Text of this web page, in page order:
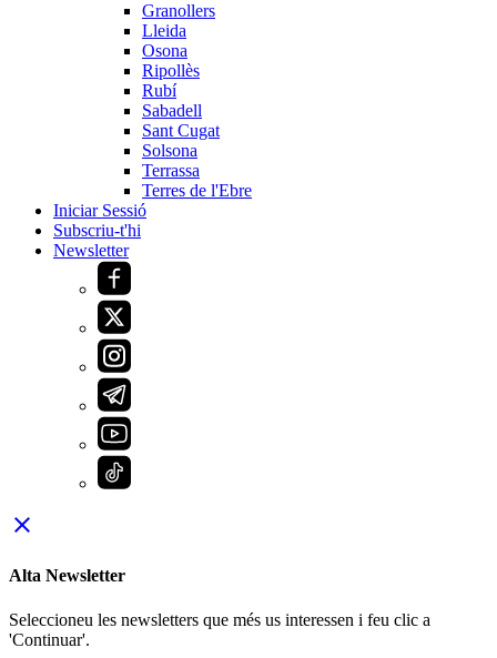
Granollers
Lleida
Osona
Ripollès
Rubí
Sabadell
Sant Cugat
Solsona
Terrassa
Terres de l'Ebre
Iniciar Sessió
Subscriu-t'hi
Newsletter
close
Alta Newsletter
Seleccioneu les newsletters que més us interessen i feu clic a
'Continuar'.